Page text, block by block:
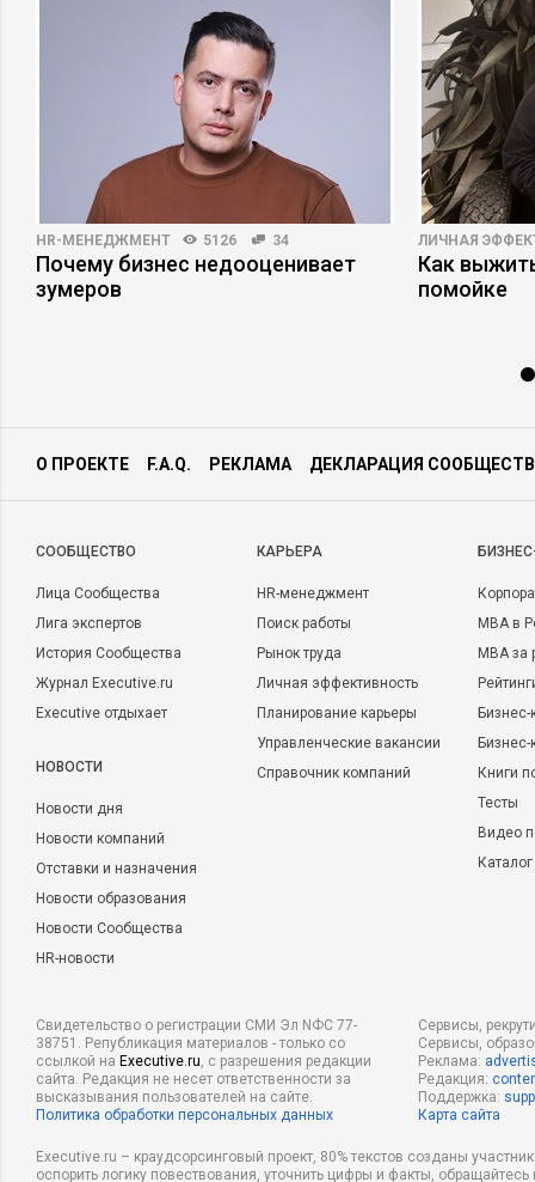
HR-МЕНЕДЖМЕНТ 5126 34
Почему бизнес недооценивает
зумеров
ЛИЧНАЯ
Как
помойке
О ПРОЕКТЕ F.A.Q. РЕКЛАМА ДЕКЛАРАЦИЯ
CООБЩЕСТВО
Лица Сообщества
Лига экспертов
История Сообщества
Журнал Executive.ru
Executive отдыхает
НОВОСТИ
Новости дня
Новости компаний
Отставки и назначения
Новости образования
Новости Сообщества
HR-новости
КАРЬЕРА
HR-менеджмент
Поиск работы
Рынок труда
Личная эффективность
Планирование карьеры
Управленческие вакансии
Справочник компаний
MBA в
MBA
Бизнес-
Книги
Тесты
Видео
Свидетельство о регистрации СМИ Эл NФС 77-
38751. Републикация материалов - только со
ссылкой на Executive.ru, с разрешения редакции
сайта. Редакция не несет ответственности за
высказывания пользователей на сайте.
Политика обработки персональных данных
Сервисы,
Сервисы,
Реклама:
Редакция:
Поддержка:
Карта сайта
Executive.ru – краудсорсинговый проект, 80% текстов созданы
оспорить логику повествования, уточнить цифры и факты,